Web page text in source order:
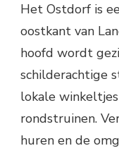
Het Ostdorf is
oostkant van
hoofd wordt
schilderachtige
lokale
rondstruinen.
huren en de